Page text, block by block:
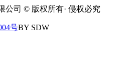
公司 © 版权所有· 侵权必究
号BY SDW